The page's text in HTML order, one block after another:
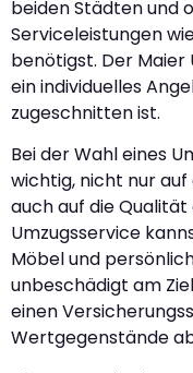
beiden Städten und
Serviceleistungen
benötigst. Der
ein individuelles
zugeschnitten ist.
Bei der Wahl eines
wichtig, nicht nur
auch auf die Qualität
Umzugsservice
Möbel und
unbeschädigt am
einen
Wertgegenstände